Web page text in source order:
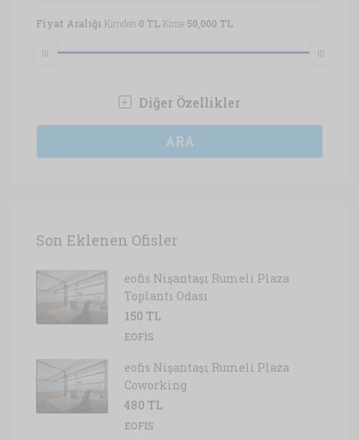
Fiyat Aralığı Kimden 0 TL Kime 50,000 TL
Diğer Özellikler
ARA
Son Eklenen Ofisler
eofis Nişantaşı Rumeli Plaza
Toplantı Odası
150 TL
EOFIS
eofis Nişantaşı Rumeli Plaza
Coworking
480 TL
EOFIS